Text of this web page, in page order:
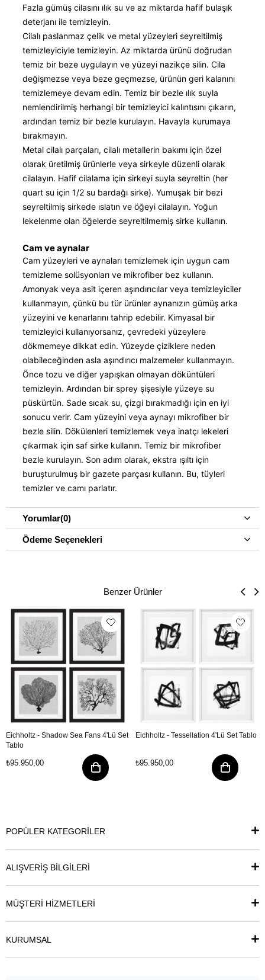
Fazla gümüş cilasını ılık su ve az miktarda hafif bulaşık
deterjanı ile temizleyin.
Cilalı paslanmaz çelik ve metal yüzeyleri seyreltilmiş
temizleyiciyle temizleyin. Az miktarda ürünü doğrudan
temiz bir beze uygulayın ve yüzeyi nazikçe silin. Cila
değişmezse veya beze geçmezse, ürünün geri kalanını
temizlemeye devam edin. Temiz bir bezle ılık suyla
nemlendirilmiş herhangi bir temizleyici kalıntısını çıkarın,
ardından temiz bir bezle kurulayın. Havayla kurumaya
bırakmayın.
Metal cilalı parçaları, cilalı metallerin bakımı için özel
olarak üretilmiş ürünlerle veya sirkeyle düzenli olarak
cilalayın. Hafif cilalama için sirkeyi suyla seyreltin (her
quart su için 1/2 su bardağı sirke). Yumuşak bir bezi
seyreltilmiş sirkede ıslatın ve öğeyi cilalayın. Yoğun
lekelenme olan öğelerde seyreltilmemiş sirke kullanın.
Cam ve aynalar
Cam yüzeyleri ve aynaları temizlemek için uygun cam
temizleme solüsyonları ve mikrofiber bez kullanın.
Amonyak veya asit içeren aşındırıcılar veya temizleyiciler
kullanmayın, çünkü bu tür ürünler aynanızın gümüş arka
yüzeyini ve kenarlarını tahrip edebilir. Kimyasal bir
temizleyici kullanıyorsanız, çevredeki yüzeylere
dökmemeye dikkat edin. Yüzeyde çiziklere neden
olabileceğinden asla aşındırıcı malzemeler kullanmayın.
Önce tozu ve diğer yapışkan olmayan döküntüleri
temizleyin. Ardından bir sprey şişesiyle yüzeye su
püskürtün. Sade sıcak su, çizgi bırakmadığı için en iyi
sonucu verir. Cam yüzeyini veya aynayı mikrofiber bir
bezle silin. Dökülenleri temizlemek veya inatçı lekeleri
çıkarmak için saf sirke kullanın. Temiz bir mikrofiber
bezle kurulayın. Son adım olarak, ekstra ışıltı için
buruşturulmuş bir gazete parçası kullanın. Bu, tüyleri
temizler ve camı parlatır.
Yorumlar(0)
Ödeme Seçenekleri
Benzer Ürünler
Eichholtz - Shadow Sea Fans 4'Lü Set
Tablo
₺95.950,00
Eichholtz - Tessellation 4'Lü Set Tablo
₺95.950,00
POPÜLER KATEGORİLER
ALIŞVERİŞ BİLGİLERİ
MÜŞTERİ HİZMETLERİ
KURUMSAL